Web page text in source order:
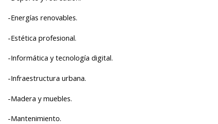
-Energías renovables.
-Estética profesional.
-Informática y tecnología digital.
-Infraestructura urbana.
-Madera y muebles.
-Mantenimiento.